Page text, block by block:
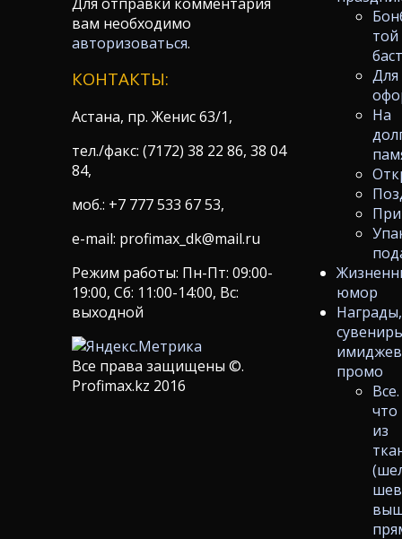
той
Для
На
юмор
Награды,
промо
Все.
что
из
вам необходимо
авторизоваться.
КОНТАКТЫ:
Астана, пр. Женис 63/1,
тел./факс: (7172) 38 22 86, 38 04
84,
моб.: +7 777 533 67 53,
e-mail: profimax_dk@mail.ru
Режим работы: Пн-Пт: 09:00-
19:00, Сб: 11:00-14:00, Вс:
выходной
Все права защищены ©.
Profimax.kz 2016